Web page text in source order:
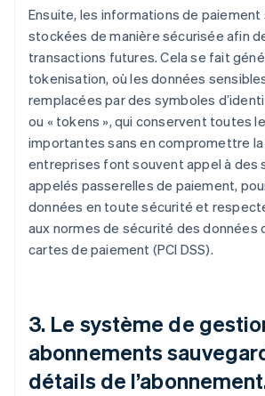
Ensuite, les informations de
stockées de manière sécurisée afin
transactions futures. Cela se fait
tokenisation, où les données
remplacées par des symboles
ou « tokens », qui conservent toutes
importantes sans en compromettre
entreprises font souvent appel à des
appelés passerelles de paiement,
données en toute sécurité et
aux normes de sécurité des données
cartes de paiement (PCI DSS).
3. Le système de
abonnements
détails de